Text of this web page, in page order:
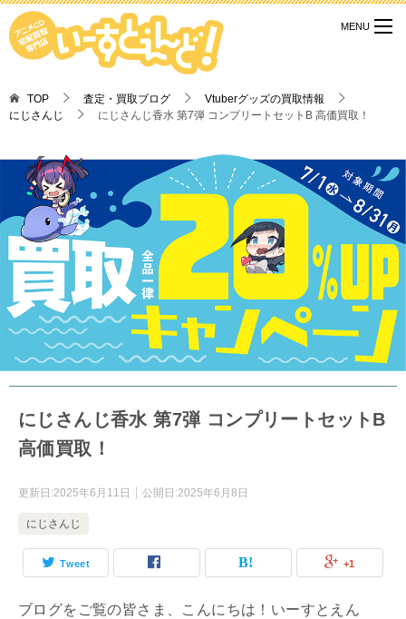
TOP 査定・買取ブログ
Vtuberグッズの買取情報
にじさんじ
にじさんじ香水 第7弾 コンプリートセットB 高価買取！
にじさんじ香水 第7弾 コンプリートセットB
高価買取！
更新日:2025年6月11日 公開日:2025年6月8日
にじさんじ
Tweet +1
ブログをご覧の皆さま、こんにちは！いーすとえん